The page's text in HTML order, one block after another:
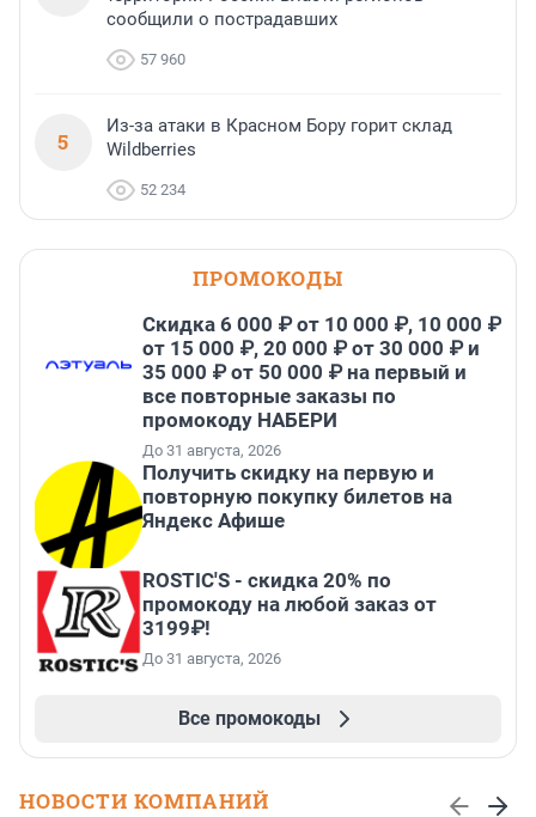
сообщили о пострадавших
57 960
5
Из-за атаки в Красном Бору горит склад
Wildberries
52 234
ПРОМОКОДЫ
Скидка 6 000 ₽ от 10 000 ₽, 10 000 ₽
от 15 000 ₽, 20 000 ₽ от 30 000 ₽ и
35 000 ₽ от 50 000 ₽ на первый и
все повторные заказы по
промокоду НАБЕРИ
До 31 августа, 2026
Получить скидку на первую и
повторную покупку билетов на
Яндекс Афише
ROSTIC'S - скидка 20% по
промокоду на любой заказ от
3199₽!
До 31 августа, 2026
Все промокоды
НОВОСТИ КОМПАНИЙ